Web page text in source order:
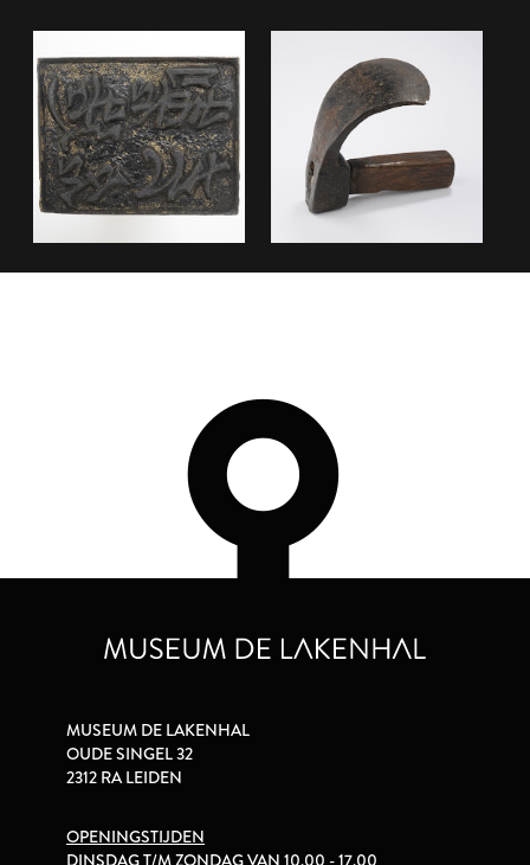
MUSEUM DE LAKENHAL
OUDE SINGEL 32
2312 RA LEIDEN
OPENINGSTIJDEN